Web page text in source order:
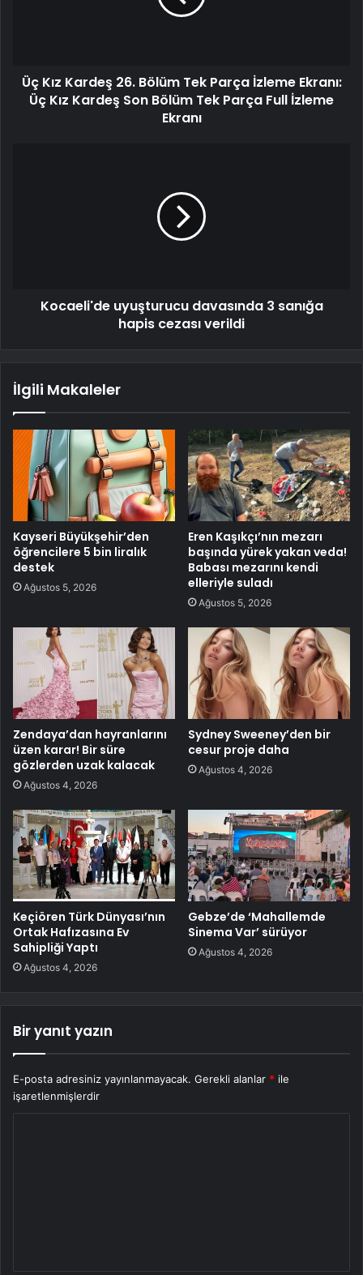
Üç Kız Kardeş 26. Bölüm Tek Parça İzleme Ekranı:
Üç Kız Kardeş Son Bölüm Tek Parça Full İzleme
Ekranı
Kocaeli'de uyuşturucu davasında 3 sanığa
hapis cezası verildi
İlgili Makaleler
Kayseri Büyükşehir’den
öğrencilere 5 bin liralık
destek
Ağustos 5, 2026
Eren Kaşıkçı’nın mezarı
başında yürek yakan veda!
Babası mezarını kendi
elleriyle suladı
Ağustos 5, 2026
Zendaya’dan hayranlarını
üzen karar! Bir süre
gözlerden uzak kalacak
Ağustos 4, 2026
Sydney Sweeney’den bir
cesur proje daha
Ağustos 4, 2026
Keçiören Türk Dünyası’nın
Ortak Hafızasına Ev
Sahipliği Yaptı
Ağustos 4, 2026
Gebze’de ‘Mahallemde
Sinema Var’ sürüyor
Ağustos 4, 2026
Bir yanıt yazın
E-posta adresiniz yayınlanmayacak. Gerekli alanlar * ile
işaretlenmişlerdir